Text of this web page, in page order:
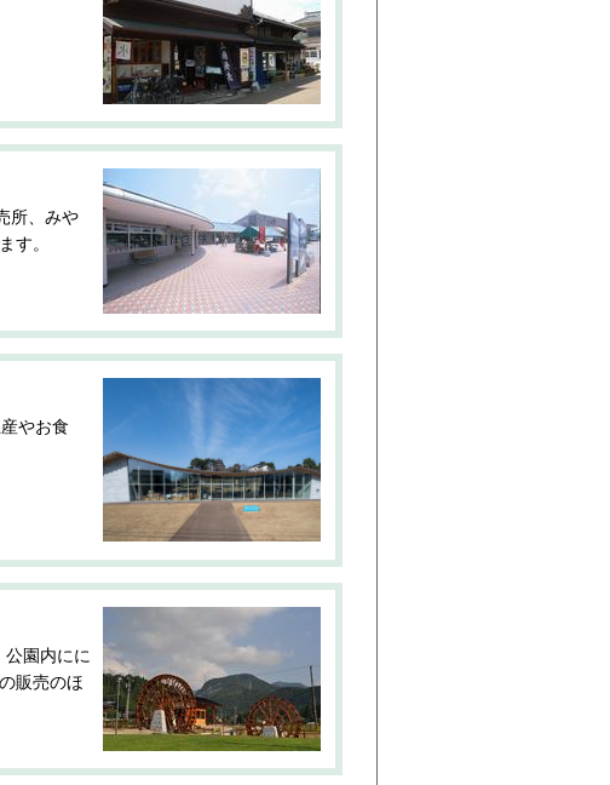
所、みや
す。
やお食
園内にに
販売のほ